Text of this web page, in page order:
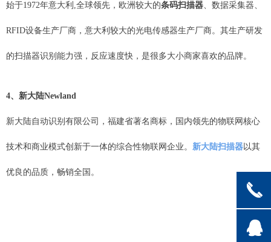
始于1972年意大利,全球领先，欧洲较大的条码扫描器、数据采集器、
RFID设备生产厂商，意大利较大的光电传感器生产厂商。其生产研发
的扫描器识别能力强，反应速度快，是很多大小商家喜欢的品牌。
4、新大陆Newland
新大陆自动识别有限公司，福建省著名商标，国内领先的物联网核心
技术和商业模式创新于一体的综合性物联网企业。 新大陆扫描器以其
优良的品质，畅销全国。
끅
뀩